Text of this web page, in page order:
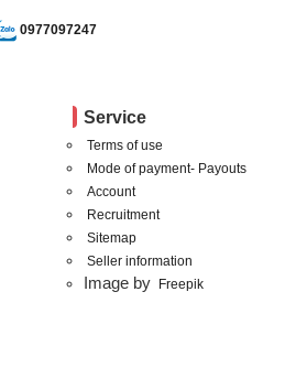
0977097247
Service
Terms of use
Mode of payment- Payouts
Account
Recruitment
Sitemap
Seller information
Image by Freepik